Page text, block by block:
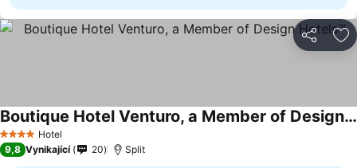
Sdílet
4 Počet hvězdiček
Hotel
Boutique Hotel Venturo, a Member of Design Hotels™
Ukázat ceny
9,8 Vynikající 20 Split